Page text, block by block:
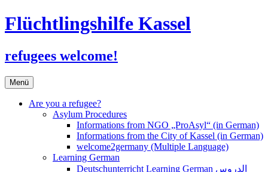
Flüchtlingshilfe Kassel
refugees welcome!
Menü Zum
Inhalt
springen
Are you a refugee?
Asylum Procedures
Informations from NGO „ProAsyl“ (in German)
Informations from the City of Kassel (in German)
welcome2germany (Multiple Language)
Learning German
Deutschunterricht Learning German الدروس